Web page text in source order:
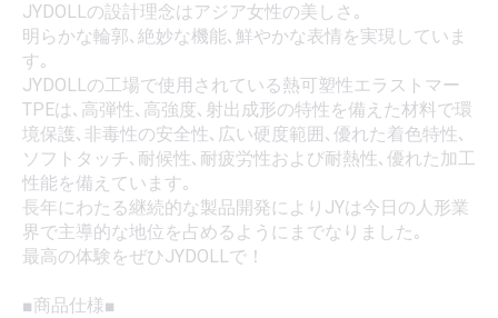
JYDOLLの設計理念はアジア女性の美しさ｡
明らかな輪郭､絶妙な機能､鮮やかな表情を実現していま
す｡
JYDOLLの工場で使用されている熱可塑性エラストマー
TPEは､高弾性､高強度､射出成形の特性を備えた材料で環
境保護､非毒性の安全性､広い硬度範囲､優れた着色特性､
ソフトタッチ､耐候性､耐疲労性および耐熱性､優れた加工
性能を備えています｡
長年にわたる継続的な製品開発によりJYは今日の人形業
界で主導的な地位を占めるようにまでなりました｡
最高の体験をぜひJYDOLLで！
■商品仕様■